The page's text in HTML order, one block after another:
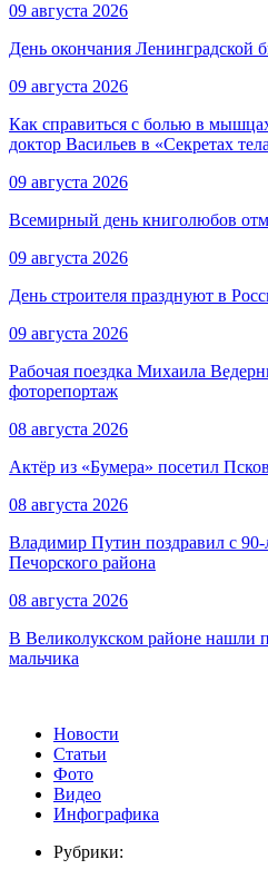
09 августа 2026
День окончания Ленинградской
09 августа 2026
Как справиться с болью в
доктор Васильев в «Секретах
09 августа 2026
Всемирный день книголюбов
09 августа 2026
День строителя празднуют в
09 августа 2026
Рабочая поездка Михаила
фоторепортаж
08 августа 2026
Актёр из «Бумера» посетил Псков
08 августа 2026
Владимир Путин поздравил с
Печорского района
08 августа 2026
В Великолукском районе нашли
мальчика
Новости
Статьи
Фото
Видео
Инфографика
Рубрики: